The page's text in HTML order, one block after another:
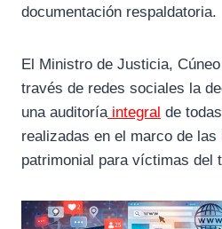
documentación respaldatoria.
El Ministro de Justicia,
través de redes sociales la
una auditoríaintegral de
realizadas en el marco de
patrimonial para víctimas del